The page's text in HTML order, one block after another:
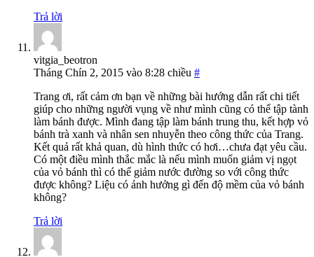
Trả lời
vitgia_beotron
Tháng Chín 2, 2015 vào 8:28 chiều #
Trang ơi, rất cảm ơn bạn về những bài hướng dẫn rất chi tiết
giúp cho những người vụng về như mình cũng có thể tập tành
làm bánh được. Mình đang tập làm bánh trung thu, kết hợp vỏ
bánh trà xanh và nhân sen nhuyễn theo công thức của Trang.
Kết quả rất khả quan, dù hình thức có hơi…chưa đạt yêu cầu.
Có một điều mình thắc mắc là nếu mình muốn giảm vị ngọt
của vỏ bánh thì có thể giảm nước đường so với công thức
được không? Liệu có ảnh hưởng gì đến độ mềm của vỏ bánh
không?
Trả lời